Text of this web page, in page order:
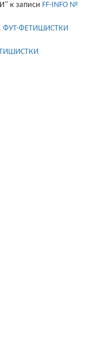
к записи FF-INFO №
ФУТ-ФЕТИШИСТКИ